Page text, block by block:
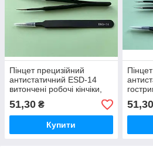
Пінцет прецизійний
антистатичний ESD-14
витончені робочі кінчіки,
немагнітний, 115 мм
51,30 ₴
Купити
51,30